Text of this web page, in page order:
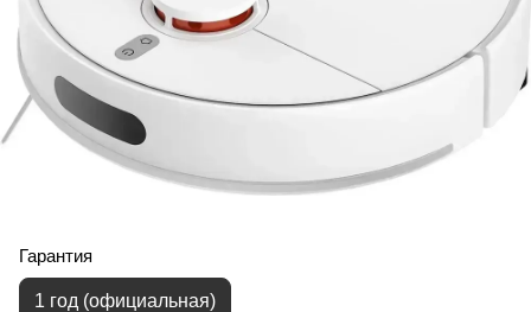
Гарантия
1 год (официальная)